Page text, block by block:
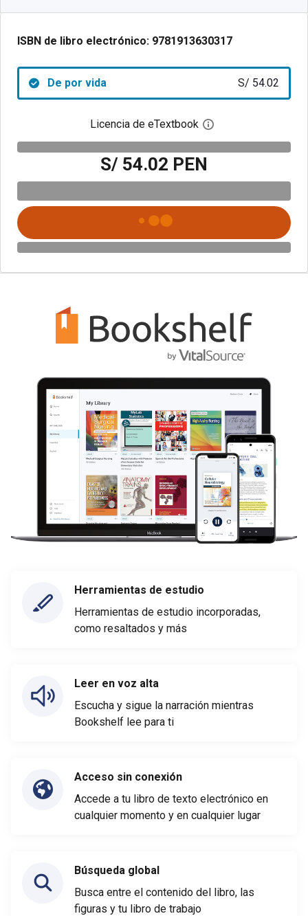
ISBN de libro electrónico: 9781913630317
De por vida S/ 54.02
Licencia de eTextbook Abre el cuadro de
S/ 54.02 PEN
Herramientas de estudio
Herramientas de estudio incorporadas,
como resaltados y más
Leer en voz alta
Escucha y sigue la narración mientras
Bookshelf lee para ti
Acceso sin conexión
Accede a tu libro de texto electrónico en
cualquier momento y en cualquier lugar
Búsqueda global
Busca entre el contenido del libro, las
figuras y tu libro de trabajo